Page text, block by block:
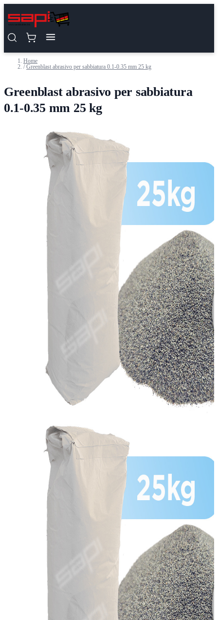
Home
/ Greenblast abrasivo per sabbiatura 0.1-0.35 mm 25 kg
Greenblast abrasivo per sabbiatura
0.1-0.35 mm 25 kg